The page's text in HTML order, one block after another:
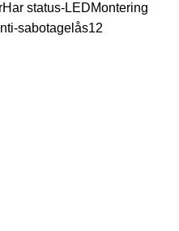
status-LEDMontering
sabotagelås12